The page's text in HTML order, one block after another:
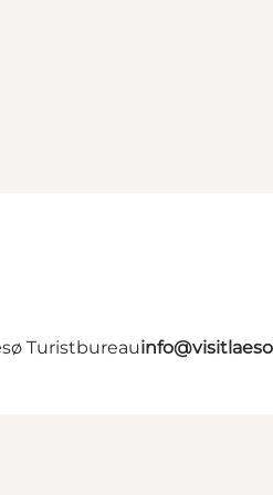
Turistbureau